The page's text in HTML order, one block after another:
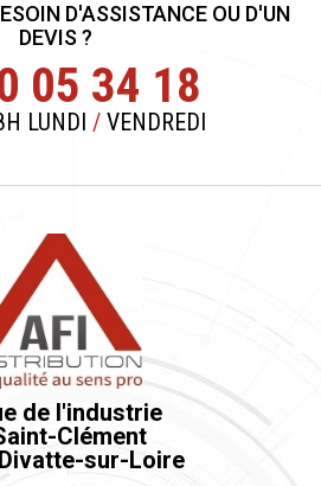
D'ASSISTANCE OU D'UN
DEVIS ?
05 34 18
LUNDI /VENDREDI
de l'industrie
Clément
sur-Loire